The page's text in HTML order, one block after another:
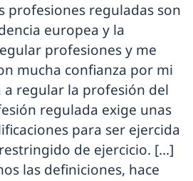
profesiones reguladas son
europea y la
profesiones y me
mucha confianza por mi
a regular la profesión del
regulada exige unas
para ser ejercida
de ejercicio. [...]
las definiciones, hace